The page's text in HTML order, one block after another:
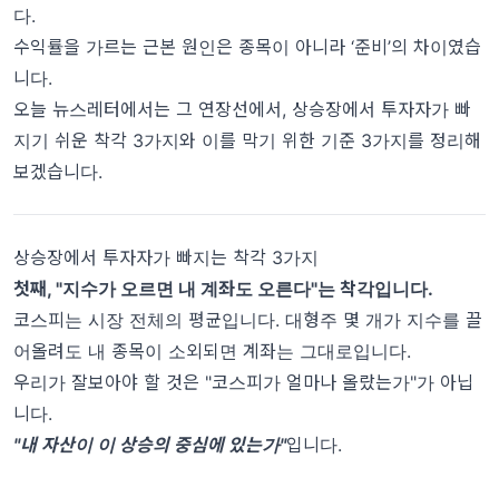
다.
수익률을 가르는 근본 원인은 종목이 아니라 ‘준비’의 차이였습
니다.
오늘 뉴스레터에서는 그 연장선에서, 상승장에서 투자자가 빠
지기 쉬운 착각 3가지와 이를 막기 위한 기준 3가지를 정리해
보겠습니다.
상승장에서 투자자가 빠지는 착각 3가지
첫째, "지수가 오르면 내 계좌도 오른다"는 착각입니다.
코스피는 시장 전체의 평균입니다. 대형주 몇 개가 지수를 끌
어올려도 내 종목이 소외되면 계좌는 그대로입니다.
우리가 잘보아야 할 것은 "코스피가 얼마나 올랐는가"가 아닙
니다.
"내 자산이 이 상승의 중심에 있는가"입니다.